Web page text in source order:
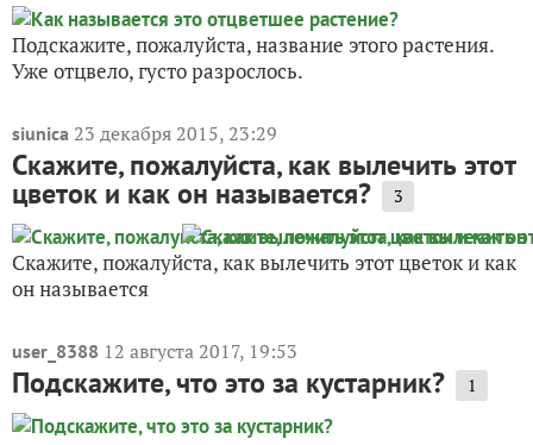
Подскажите, пожалуйста, название этого растения.
Уже отцвело, густо разрослось.
siunica 23 декабря 2015, 23:29
Скажите, пожалуйста, как вылечить этот
цветок и как он называется? 3
Скажите, пожалуйста, как вылечить этот цветок и как
он называется
user_8388 12 августа 2017, 19:53
Подскажите, что это за кустарник? 1